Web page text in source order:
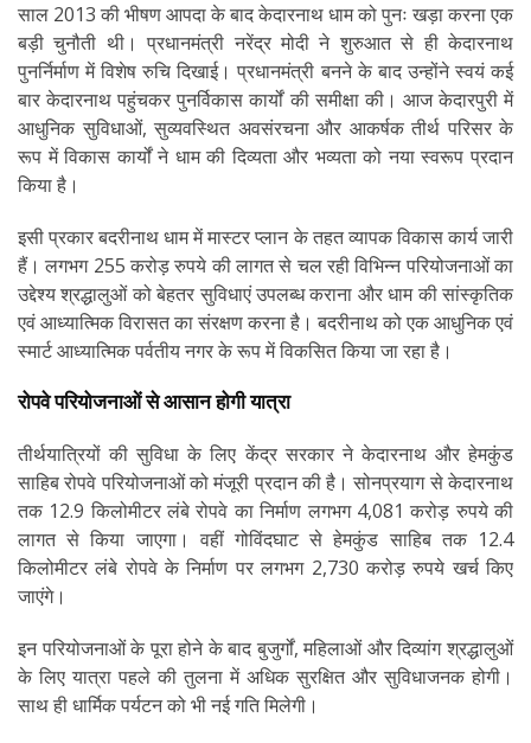
साल 2013 की भीषण आपदा के बाद केदारनाथ धाम को पुनः खड़ा करना एक
बड़ी चुनौती थी। प्रधानमंत्री नरेंद्र मोदी ने शुरुआत से ही केदारनाथ
पुनर्निर्माण में विशेष रुचि दिखाई। प्रधानमंत्री बनने के बाद उन्होंने स्वयं कई
बार केदारनाथ पहुंचकर पुनर्विकास कार्यों की समीक्षा की। आज केदारपुरी में
आधुनिक सुविधाओं, सुव्यवस्थित अवसंरचना और आकर्षक तीर्थ परिसर के
रूप में विकास कार्यों ने धाम की दिव्यता और भव्यता को नया स्वरूप प्रदान
किया है।
इसी प्रकार बदरीनाथ धाम में मास्टर प्लान के तहत व्यापक विकास कार्य जारी
हैं। लगभग 255 करोड़ रुपये की लागत से चल रही विभिन्न परियोजनाओं का
उद्देश्य श्रद्धालुओं को बेहतर सुविधाएं उपलब्ध कराना और धाम की सांस्कृतिक
एवं आध्यात्मिक विरासत का संरक्षण करना है। बदरीनाथ को एक आधुनिक एवं
स्मार्ट आध्यात्मिक पर्वतीय नगर के रूप में विकसित किया जा रहा है।
रोपवे परियोजनाओं से आसान होगी यात्रा
तीर्थयात्रियों की सुविधा के लिए केंद्र सरकार ने केदारनाथ और हेमकुंड
साहिब रोपवे परियोजनाओं को मंजूरी प्रदान की है। सोनप्रयाग से केदारनाथ
तक 12.9 किलोमीटर लंबे रोपवे का निर्माण लगभग 4,081 करोड़ रुपये की
लागत से किया जाएगा। वहीं गोविंदघाट से हेमकुंड साहिब तक 12.4
किलोमीटर लंबे रोपवे के निर्माण पर लगभग 2,730 करोड़ रुपये खर्च किए
जाएंगे।
इन परियोजनाओं के पूरा होने के बाद बुजुर्गों, महिलाओं और दिव्यांग श्रद्धालुओं
के लिए यात्रा पहले की तुलना में अधिक सुरक्षित और सुविधाजनक होगी।
साथ ही धार्मिक पर्यटन को भी नई गति मिलेगी।